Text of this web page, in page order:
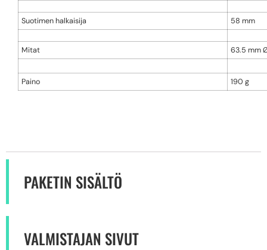
Suotimen halkaisija 58 mm
Mitat 63.5 mm
Paino 190 g
PAKETIN SISÄLTÖ
VALMISTAJAN SIVUT